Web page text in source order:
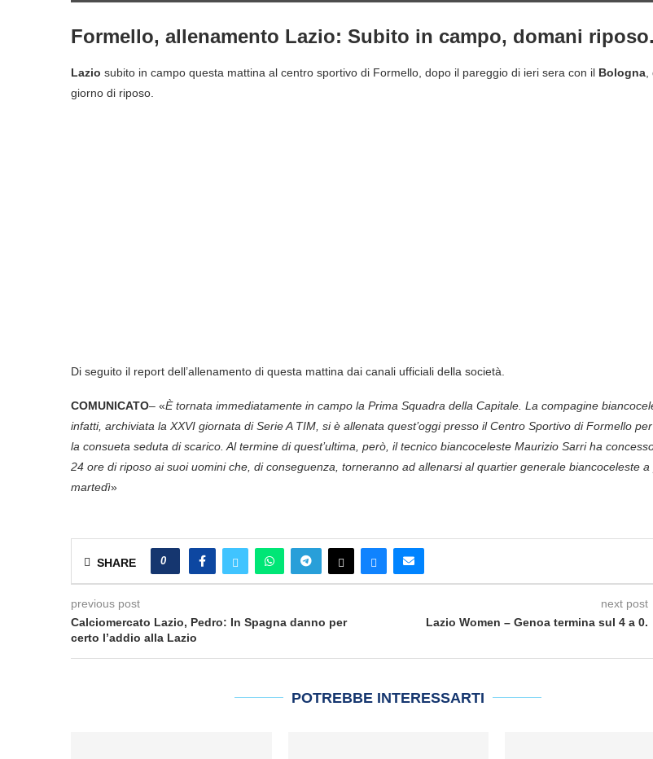
Formello, allenamento Lazio: Subito in campo, domani riposo.
Lazio subito in campo questa mattina al centro sportivo di Formello, dopo il pareggio di ieri sera con il Bologna
giorno di riposo.
Di seguito il report dell’allenamento di questa mattina dai canali ufficiali della società.
COMUNICATO– «È tornata immediatamente in campo la Prima Squadra della Capitale. La compagine
infatti, archiviata la XXVI giornata di Serie A TIM, si è allenata quest’oggi presso il Centro Sportivo di Formello
la consueta seduta di scarico. Al termine di quest’ultima, però, il tecnico biancoceleste Maurizio Sarri ha
24 ore di riposo ai suoi uomini che, di conseguenza, torneranno ad allenarsi al quartier generale biancoceleste a
martedì»
SHARE 0
previous post
Calciomercato Lazio, Pedro: In Spagna danno per
certo l’addio alla Lazio
next post
Lazio Women – Genoa termina sul 4 a 0.
POTREBBE INTERESSARTI